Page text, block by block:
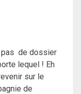
pas de dossier
lequel ! Eh
sur le
de